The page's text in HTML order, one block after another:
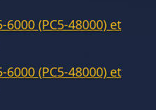
(PC5-48000) et
(PC5-48000) et